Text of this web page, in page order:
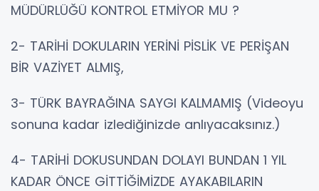
MÜDÜRLÜĞÜ KONTROL ETMİYOR MU ?
2- TARİHİ DOKULARIN YERİNİ PİSLİK VE PERİŞAN
BİR VAZİYET ALMIŞ,
3- TÜRK BAYRAĞINA SAYGI KALMAMIŞ (Videoyu
sonuna kadar izlediğinizde anlıyacaksınız.)
4- TARİHİ DOKUSUNDAN DOLAYI BUNDAN 1 YIL
KADAR ÖNCE GİTTİĞİMİZDE AYAKABILARIN